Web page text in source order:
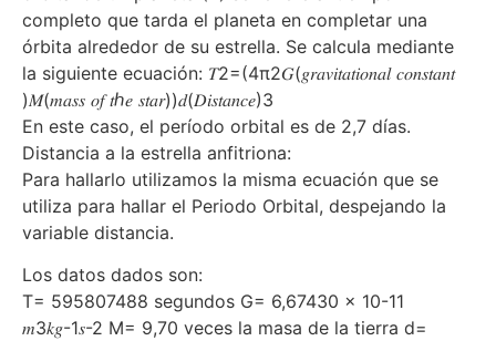
completo que tarda el planeta en completar una
órbita alrededor de su estrella. Se calcula mediante
la siguiente ecuación: 𝑇2=(4π2𝐺(𝑔𝑟𝑎𝑣𝑖𝑡𝑎𝑡𝑖𝑜𝑛𝑎𝑙 𝑐𝑜𝑛𝑠𝑡𝑎𝑛𝑡
)𝑀(𝑚𝑎𝑠𝑠 𝑜𝑓 𝑡ℎ𝑒 𝑠𝑡𝑎𝑟))𝑑(𝐷𝑖𝑠𝑡𝑎𝑛𝑐𝑒)3
En este caso, el período orbital es de 2,7 días.
Distancia a la estrella anfitriona:
Para hallarlo utilizamos la misma ecuación que se
utiliza para hallar el Periodo Orbital, despejando la
variable distancia.
Los datos dados son:
T= 595807488 segundos G= 6,67430 x 10-11
𝑚3𝑘𝑔-1𝑠-2 M= 9,70 veces la masa de la tierra d=